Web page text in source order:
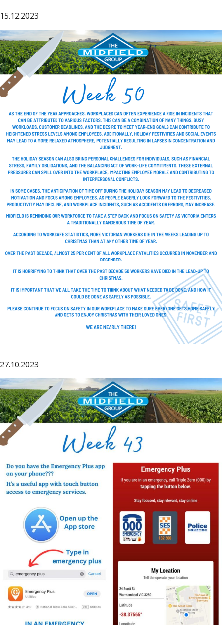
15.12.2023
27.10.2023